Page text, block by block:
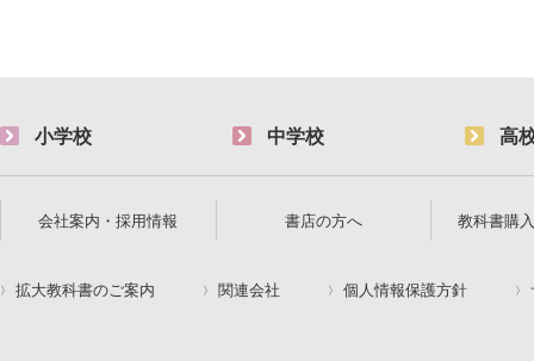
小学校 中学校 高
会社案内・採用情報 書店の方へ 教科書購
拡大教科書のご案内 関連会社 個人情報保護方針